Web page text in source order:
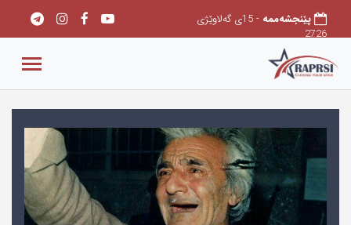
پێنجشەممه
- 15ی گەلاوێژی
2726